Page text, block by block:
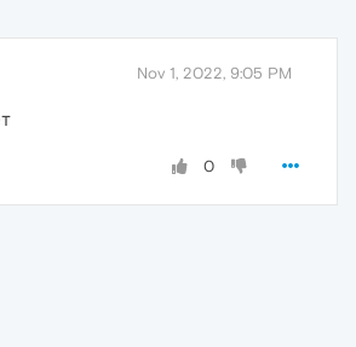
Nov 1, 2022, 9:05 PM
0